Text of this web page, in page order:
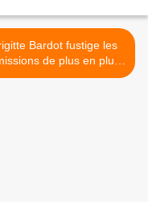
Bardot fustige les
de plus en plus
débiles... >